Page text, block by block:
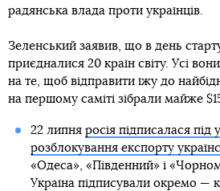
радянська влада проти українців.
Зеленський заявив, що в день
приєдналися 20 країн світу. Усі
на те, щоб відправити їжу до
на першому саміті зібрали майже
22 липня росія підписалася під
розблокування експорту
«Одеса», «Південний» і
Україна підписували окремо —